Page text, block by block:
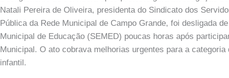
Natali Pereira de Oliveira, presidenta do Sindicato dos
Pública da Rede Municipal de Campo Grande, foi desligada
Municipal de Educação (SEMED) poucas horas após
Municipal. O ato cobrava melhorias urgentes para a
infantil.